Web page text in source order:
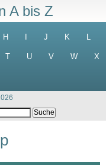
A bis Z
H J K L
T U V W X